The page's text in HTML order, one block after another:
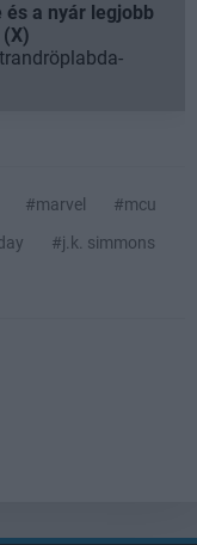
és a nyár legjobb
#marvel
#mcu
#j.k. simmons